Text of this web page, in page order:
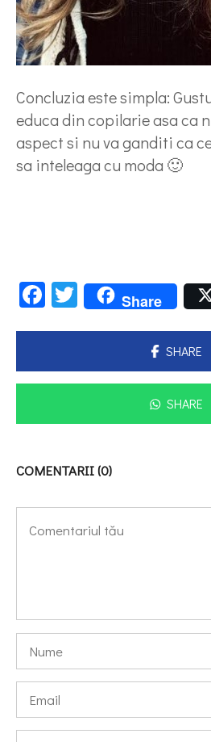
Concluzia este simpla:
educa din copilarie asa ca
aspect si nu va ganditi ca
sa inteleaga cu moda 🙂
Facebook
Twitter
Share
SHARE
SHARE
COMENTARII (0)